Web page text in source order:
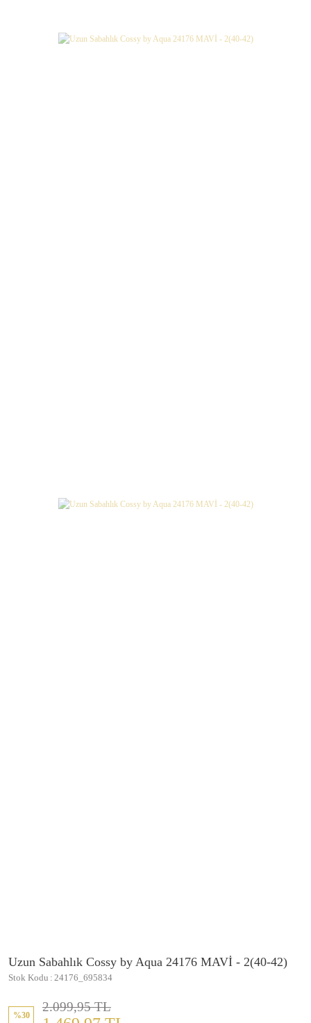
Uzun Sabahlık Cossy by Aqua 24176 MAVİ - 2(40-42)
Stok Kodu 24176_695834
%30
2.099,95 TL